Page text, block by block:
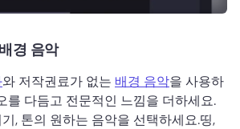
경 음악
와 저작권료가 없는 배경 음악을 사용하
를 다듬고 전문적인 느낌을 더하세요.
, 톤의 원하는 음악을 선택하세요.띵,